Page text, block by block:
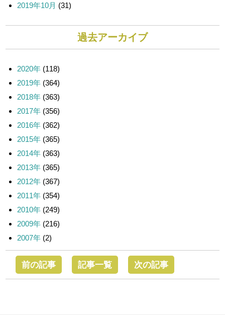
2019年10月 (31)
過去アーカイブ
2020年(118)
2019年(364)
2018年(363)
2017年(356)
2016年(362)
2015年(365)
2014年(363)
2013年(365)
2012年(367)
2011年(354)
2010年(249)
2009年(216)
2007年(2)
前の記事 記事一覧 次の記事